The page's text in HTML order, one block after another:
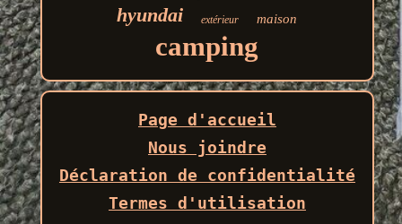
hyundai extérieur maison
camping
Page d'accueil
Nous joindre
Déclaration de confidentialité
Termes d'utilisation